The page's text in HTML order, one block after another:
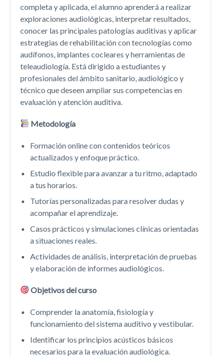
completa y aplicada, el alumno aprenderá a realizar
exploraciones audiológicas, interpretar resultados,
conocer las principales patologías auditivas y aplicar
estrategias de rehabilitación con tecnologías como
audífonos, implantes cocleares y herramientas de
teleaudiología. Está dirigido a estudiantes y
profesionales del ámbito sanitario, audiológico y
técnico que deseen ampliar sus competencias en
evaluación y atención auditiva.
Metodología
Formación online con contenidos teóricos
actualizados y enfoque práctico.
Estudio flexible para avanzar a tu ritmo, adaptado
a tus horarios.
Tutorías personalizadas para resolver dudas y
acompañar el aprendizaje.
Casos prácticos y simulaciones clínicas orientadas
a situaciones reales.
Actividades de análisis, interpretación de pruebas
y elaboración de informes audiológicos.
Objetivos del curso
Comprender la anatomía, fisiología y
funcionamiento del sistema auditivo y vestibular.
Identificar los principios acústicos básicos
necesarios para la evaluación audiológica.